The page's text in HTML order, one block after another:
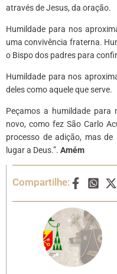
através de Jesus, da oração.
Humildade para nos
uma convivência fraterna.
o Bispo dos padres para
Humildade para nos
deles como aquele que serve.
Peçamos a humildade
novo, como fez São Carlo
processo de adição, mas de
lugar a Deus.”. Amém
Compartilhe: